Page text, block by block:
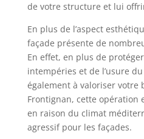
de votre structure et lui
En plus de l’aspect
façade présente de
En effet, en plus de
intempéries et de l’usure
également à valoriser votre
Frontignan, cette opération
en raison du climat
agressif pour les façades.